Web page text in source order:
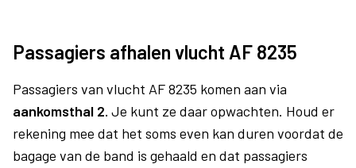
Passagiers afhalen vlucht AF 8235
Passagiers van vlucht AF 8235 komen aan via
aankomsthal 2. Je kunt ze daar opwachten. Houd er
rekening mee dat het soms even kan duren voordat de
bagage van de band is gehaald en dat passagiers